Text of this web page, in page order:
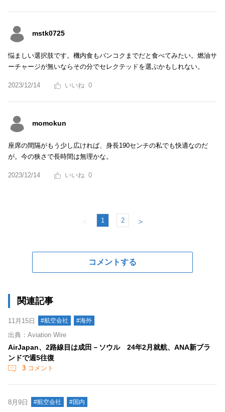
mstk0725
悩ましい選択肢です。機内食もバンコクまでだと食べてみたい。燃油サ
ーチャージが無いならその分でセレクテッドを選ぶかもしれない。
2023/12/14 0
momokun
座席の間隔がもう少し広ければ、身長190センチの私でも快適なのだ
が。今の狭さで長時間は無理かな。
2023/12/14 0
＜ 1 2 ＞
コメントする
関連記事
11月15日 #航空会社 #海外
出典：Aviation Wire
AirJapan、2路線目は成田－ソウル 24年2月就航、ANA新ブラ
ンドで週5往復
3 コメント
8月9日 #航空会社 #国内